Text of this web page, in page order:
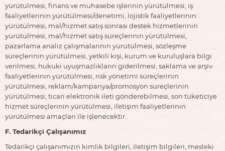
yürütülmesi, finans ve muhasebe işlerinin yürütülmesi, iş
faaliyetlerinin yürütülmesi/denetimi, lojistik faaliyetlerinin
yürütülmesi, mal/hizmet satış sonrası destek hizmetlerinin
yürütülmesi, mal/hizmet satış süreçlerinin yürütülmesi,
pazarlama analiz çalışmalarının yürütülmesi, sözleşme
süreçlerinin yürütülmesi, yetkili kişi, kurum ve kuruluşlara bilgi
verilmesi, hukuki uyuşmazlıkların giderilmesi, saklama ve arşiv
faaliyetlerinin yürütülmesi, risk yönetimi süreçlerinin
yürütülmesi, reklam/kampanya/promosyon süreçlerinin
yürütülmesi, ticari elektronik ileti gönderebilmesi, son tüketiciye
hizmet süreçlerinin yürütülmesi, iletişim faaliyetlerinin
yürütülmesi amaçları ile işlenecektir.
F. Tedarikçi Çalışanımız
Tedarikçi çalışanımızın kimlik bilgileri, iletişim bilgileri, mesleki